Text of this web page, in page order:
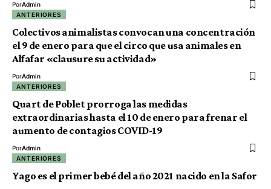
PorAdmin
ANTERIORES
Colectivos animalistas convocan una concentración
el 9 de enero para que el circo que usa animales en
Alfafar «clausure su actividad»
PorAdmin
ANTERIORES
Quart de Poblet prorroga las medidas
extraordinarias hasta el 10 de enero para frenar el
aumento de contagios COVID-19
PorAdmin
ANTERIORES
Yago es el primer bebé del año 2021 nacido en la Safor